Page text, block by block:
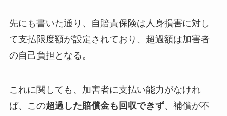
先にも書いた通り、自賠責保険は人身損害に対し
て支払限度額が設定されており、超過額は加害者
の自己負担となる。
これに関しても、加害者に支払い能力がなけれ
ば、この超過した賠償金も回収できず、補償が不